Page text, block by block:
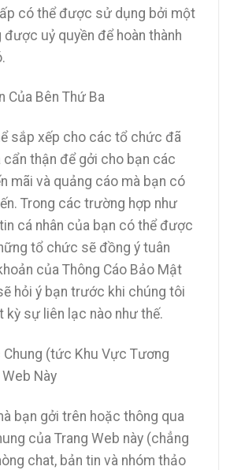
có thể được sử dụng bởi một
được uỷ quyền để hoàn thành
Của Bên Thứ Ba
sắp xếp cho các tổ chức đã
thận để gởi cho bạn các
mãi và quảng cáo mà bạn có
Trong các trường hợp như
cá nhân của bạn có thể được
tổ chức sẽ đồng ý tuân
của Thông Cáo Bảo Mật
hỏi ý bạn trước khi chúng tôi
kỳ sự liên lạc nào như thế.
(tức Khu Vực Tương
Này
bạn gởi trên hoặc thông qua
của Trang Web này (chẳng
chat, bản tin và nhóm thảo